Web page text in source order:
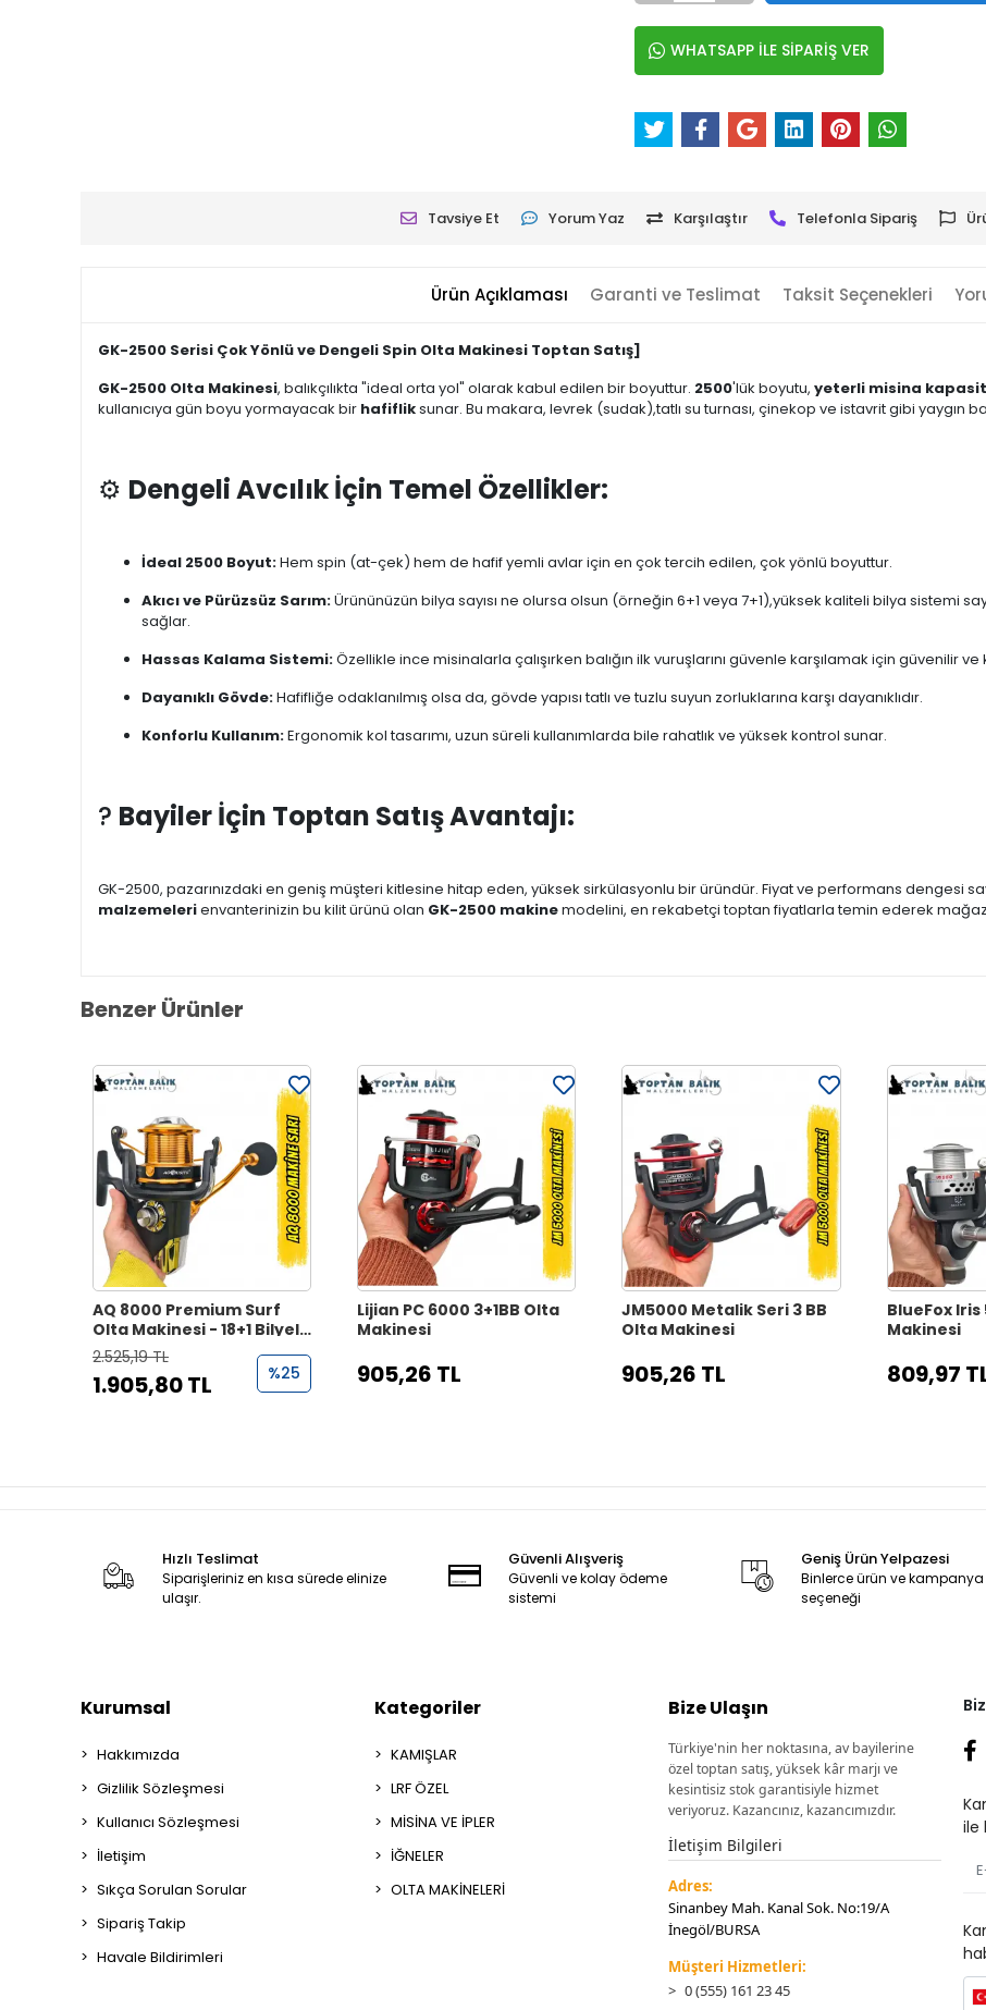
WHATSAPP İLE SİPARİŞ VER
Tavsiye Et Yorum Yaz Karşılaştır Telefonla Sipariş
Ürün Açıklaması Garanti ve Teslimat Taksit Seçenekleri
GK-2500 Serisi Çok Yönlü ve Dengeli Spin Olta Makinesi Toptan Satış]
GK-2500 Olta Makinesi, balıkçılıkta "ideal orta yol" olarak kabul edilen bir boyuttur. 2500'lük boyutu, yeterli misina
kullanıcıya gün boyu yormayacak bir hafifliksunar. Bu makara, levrek (sudak),tatlı su turnası, çinekop ve istavrit gibi yaygın
⚙️ Dengeli Avcılık İçin Temel Özellikler:
İdeal 2500 Boyut:Hem spin (at-çek) hem de hafif yemli avlar için en çok tercih edilen, çok yönlü boyuttur.
Akıcı ve Pürüzsüz Sarım:Ürününüzün bilya sayısı ne olursa olsun (örneğin 6+1 veya 7+1),yüksek kaliteli bilya sistemi
sağlar.
Hassas Kalama Sistemi:Özellikle ince misinalarla çalışırken balığın ilk vuruşlarını güvenle karşılamak için güvenilir
Dayanıklı Gövde:Hafifliğe odaklanılmış olsa da, gövde yapısı tatlı ve tuzlu suyun zorluklarına karşı dayanıklıdır.
Konforlu Kullanım:Ergonomik kol tasarımı, uzun süreli kullanımlarda bile rahatlık ve yüksek kontrol sunar.
? Bayiler İçin Toptan Satış Avantajı:
GK-2500, pazarınızdaki en geniş müşteri kitlesine hitap eden, yüksek sirkülasyonlu bir üründür. Fiyat ve performans dengesi
malzemelerienvanterinizin bu kilit ürünü olan GK-2500 makinemodelini, en rekabetçi toptan fiyatlarla temin ederek
Benzer Ürünler
AQ 8000 Premium Surf
Olta Makinesi - 18+1 Bilyeli
(Sarı)
2.525,19 TL
1.905,80 TL %25
Lijian PC 6000 3+1BB Olta
Makinesi
905,26 TL
JM5000 Metalik Seri 3 BB
Olta Makinesi
905,26 TL
BlueFox
Makinesi
809,97
Hızlı Teslimat
Siparişleriniz en kısa sürede elinize
ulaşır.
Güvenli Alışveriş
Güvenli ve kolay ödeme
sistemi
Geniş Ürün Yelpazesi
Binlerce ürün ve kampanya
seçeneği
Kurumsal
Hakkımızda
Gizlilik Sözleşmesi
Kullanıcı Sözleşmesi
İletişim
Sıkça Sorulan Sorular
Sipariş Takip
Havale Bildirimleri
Kategoriler
KAMIŞLAR
LRF ÖZEL
MİSİNA VE İPLER
İĞNELER
OLTA MAKİNELERİ
Bize Ulaşın
Türkiye'nin her noktasına, av bayilerine
özel toptan satış, yüksek kâr marjı ve
kesintisiz stok garantisiyle hizmet
veriyoruz. Kazancınız, kazancımızdır.
İletişim Bilgileri
Adres:
Sinanbey Mah. Kanal Sok. No:19/A
İnegöl/BURSA
Müşteri Hizmetleri:
0 (555) 161 23 45
ile